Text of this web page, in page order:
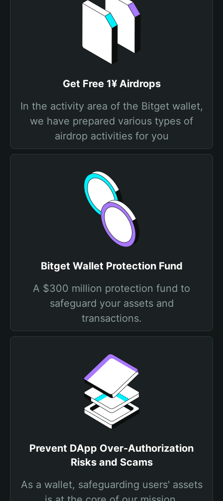
Get Free 1¥ Airdrops
In the activity area of the Bitget wallet,
we have prepared various types of
airdrop activities for you
Bitget Wallet Protection Fund
A $300 million protection fund to
safeguard your assets and
transactions.
Prevent DApp Over-Authorization
Risks and Scams
As a wallet, safeguarding users' assets